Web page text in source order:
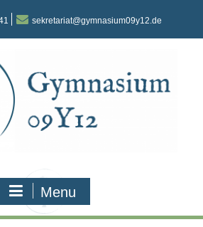
sekretariat@gymnasium09y12.de
Menu